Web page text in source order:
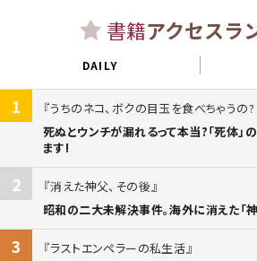
書籍アクセスラ
DAILY
1
うちのネコ、ボクの目玉を食べちゃうの?
死ぬとウンチが漏れるって本当?「死体
ます!
2
消えた神父、その後
昭和の二大未解決事件。海外に消えた「
3
ラストエンペラーの私生活